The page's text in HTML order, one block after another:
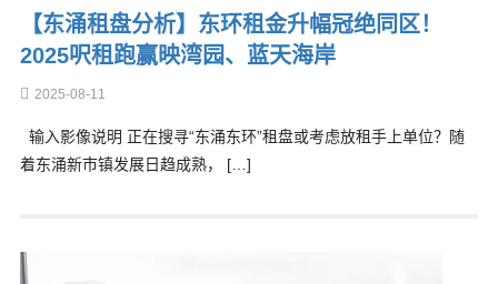
【东涌租盘分析】东环租金升幅冠绝同区！
2025呎租跑赢映湾园、蓝天海岸
2025-08-11
输入影像说明 正在搜寻“东涌东环”租盘或考虑放租手上单位？随
着东涌新市镇发展日趋成熟， […]